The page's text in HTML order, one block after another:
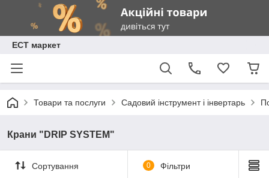
ЕСТ маркет
Товари та послуги Садовий інструмент і інвертарь
Крани "DRIP SYSTEM"
Сортування 0 Фільтри